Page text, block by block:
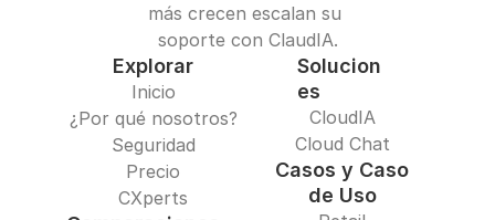
más crecen escalan su
soporte con ClaudIA.
Explorar
Inicio
¿Por qué nosotros?
Seguridad
Precio
CXperts
Solucion
es
CloudIA
Cloud Chat
Casos y Caso
de Uso